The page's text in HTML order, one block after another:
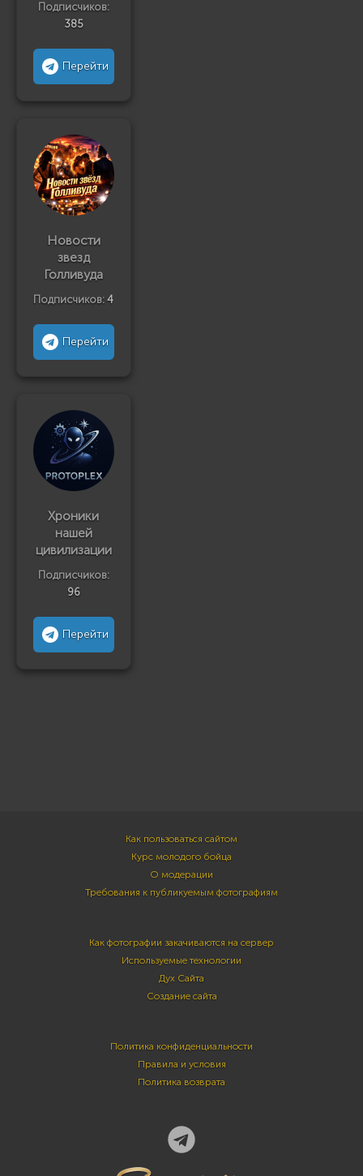
Подписчиков:
385
Перейти
Новости
звезд
Голливуда
Подписчиков:4
Перейти
Хроники
нашей
цивилизации
Подписчиков:
96
Перейти
Как пользоваться сайтом
Курс молодого бойца
О модерации
Требования к публикуемым фотографиям
Как фотографии закачиваются на сервер
Используемые технологии
Дух Сайта
Создание сайта
Политика конфиденциальности
Правила и условия
Политика возврата